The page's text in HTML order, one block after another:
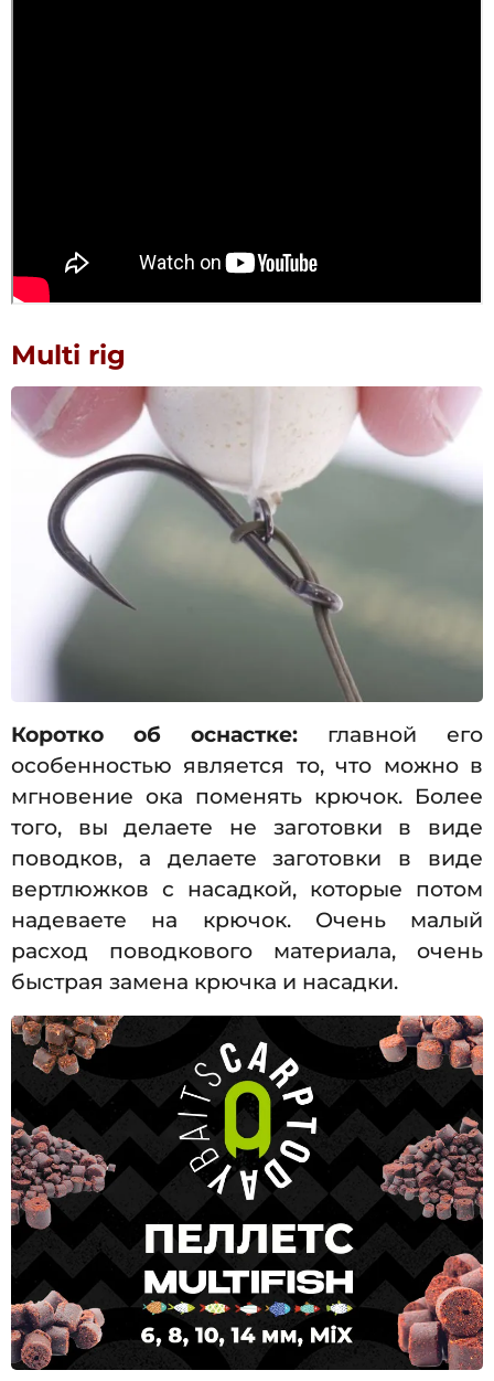
Multi rig
Коротко об оснастке: главной его
особенностью является то, что можно в
мгновение ока поменять крючок. Более
того, вы делаете не заготовки в виде
поводков, а делаете заготовки в виде
вертлюжков с насадкой, которые потом
надеваете на крючок. Очень малый
расход поводкового материала, очень
быстрая замена крючка и насадки.